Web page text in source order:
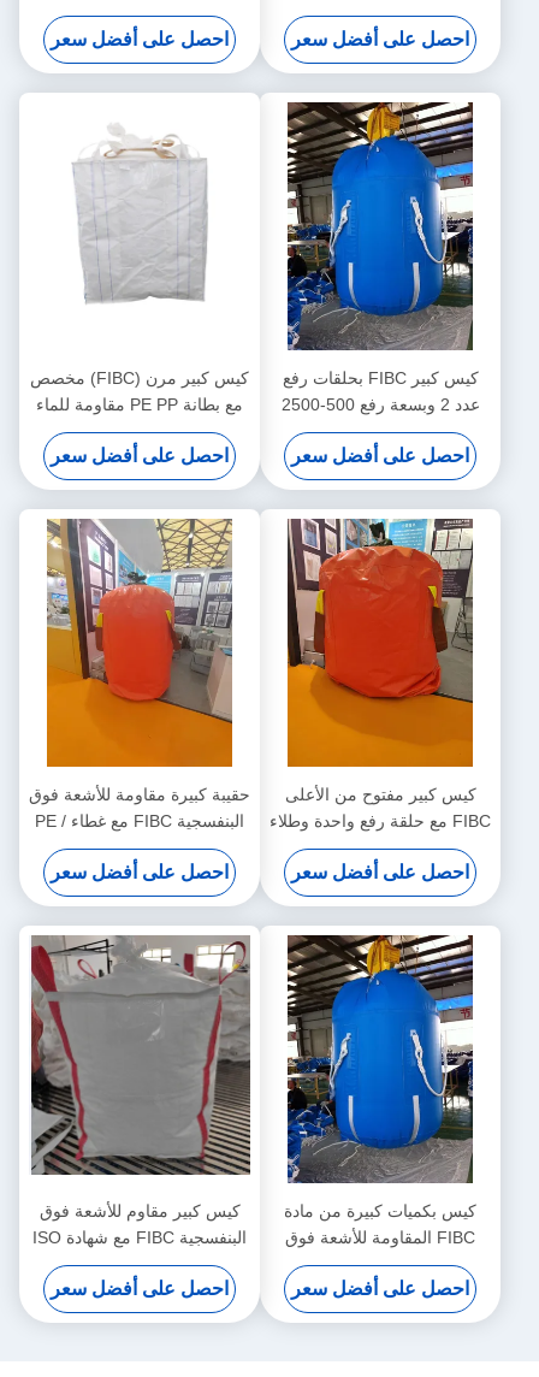
التفريغ العادي للتطبيقات متعددة
الاستخدامات
احصل على أفضل سعر
وتغطية مقاومة للأشعة فوق
البنفسجية للتعامل مع المواد
الثقيلة
احصل على أفضل سعر
كيس كبير FIBC بحلقات رفع
عدد 2 وبسعة رفع 500-2500
كجم مصنوع من مادة البولي
بروبيلين المتينة
احصل على أفضل سعر
كيس كبير مرن (FIBC) مخصص
مع بطانة PE PP مقاومة للماء
وطلاء مقاوم للأشعة فوق
البنفسجية للبضائع الحساسة
للرطوبة
احصل على أفضل سعر
كيس كبير مفتوح من الأعلى
FIBC مع حلقة رفع واحدة وطلاء
مقاوم للأشعة فوق البنفسجية
للتعامل مع المواد السائبة خفيفة
الوزن
احصل على أفضل سعر
حقيبة كبيرة مقاومة للأشعة فوق
البنفسجية FIBC مع غطاء PE /
PP وقدرة رفع 500-2500kg
للتخزين الآمن للجملة
احصل على أفضل سعر
كيس بكميات كبيرة من مادة
FIBC المقاومة للأشعة فوق
البنفسجية بسعة رفع تتراوح من
500 إلى 2500 كجم مصنوع من
مادة البولي بروبيلين المتينة
احصل على أفضل سعر
كيس كبير مقاوم للأشعة فوق
البنفسجية FIBC مع شهادة ISO
وقدرة رفع 500-2500 كجم
لمناولة المواد السائبة
احصل على أفضل سعر